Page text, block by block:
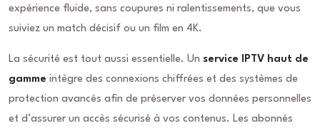
expérience fluide, sans coupures ni ralentissements, que vous
suiviez un match décisif ou un film en 4K.
La sécurité est tout aussi essentielle. Un service IPTV haut de
gamme intègre des connexions chiffrées et des systèmes de
protection avancés afin de préserver vos données personnelles
et d’assurer un accès sécurisé à vos contenus. Les abonnés